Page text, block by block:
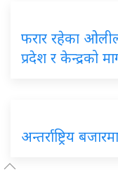
फरार रहेका
प्रदेश र केन्द्रको
अन्तर्राष्ट्रिय